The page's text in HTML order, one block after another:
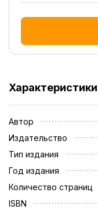
Характеристики
Автор
Издательство
Тип издания
Год издания
Количество страниц
ISBN